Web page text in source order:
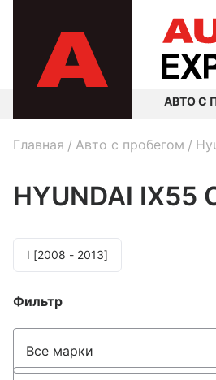
АВТО С
Главная Авто с пробегом
HYUNDAI IX55
I [2008 - 2013]
Фильтр
Все марки